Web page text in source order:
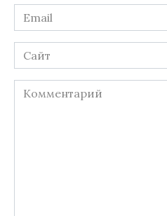
Email
*
Сайт
Комментарий